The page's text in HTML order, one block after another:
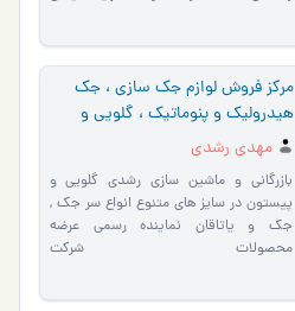
مرکز فروش لوازم جک سازی ، جک
هیدرولیک و پنوماتیک ، گلویی و
پیستون ، جک و یاتاقان در ایران
مهدی رشدی
بازرگانی و ماشین سازی رشدی گلویی و
پیستون در سایز های متنوع انواع سر جک ,
جک و یاتاقان نماینده رسمی عرضه
محصولات شرکت